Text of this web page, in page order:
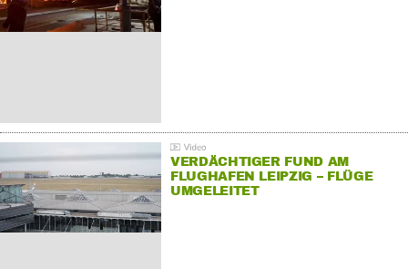
VERDÄCHTIGER FUND AM
FLUGHAFEN LEIPZIG – FLÜGE
UMGELEITET